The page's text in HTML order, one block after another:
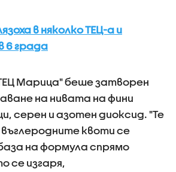
в няколко ТЕЦ-а и
6 града
Марица" беше затворен
на нивата на фини
серен и азотен диоксид. "Те
квоти се
на формула спрямо
се изгаря,